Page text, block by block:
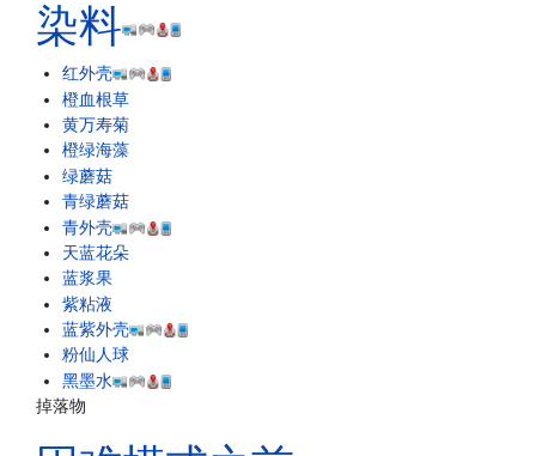
染料
红外壳
橙血根草
黄万寿菊
橙绿海藻
绿蘑菇
青绿蘑菇
青外壳
天蓝花朵
蓝浆果
紫粘液
蓝紫外壳
粉仙人球
黑墨水
掉落物